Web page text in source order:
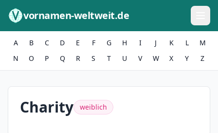
vornamen-weltweit.de
A B C D E F G H I J K L
M
N
O P Q R S T U V W X Y Z
Charity weiblich